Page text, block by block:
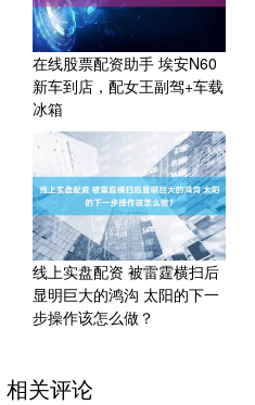
在线股票配资助手 埃安N60
新车到店，配女王副驾+车载
冰箱
线上实盘配资 被雷霆横扫后
显明巨大的鸿沟 太阳的下一
步操作该怎么做？
相关评论